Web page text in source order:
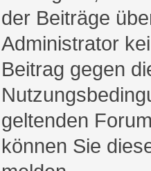
der Beiträge
Administrator
Beitrag gegen
geltenden
können Sie